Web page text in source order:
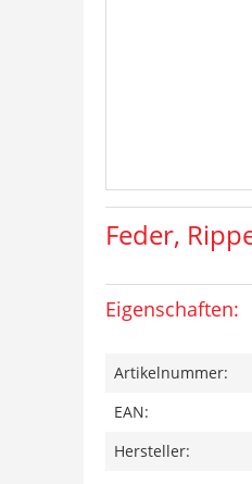
Feder,
Eigenschaften:
Artikelnummer:
EAN:
Hersteller: